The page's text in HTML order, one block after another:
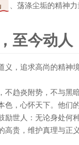
、荡涤尘垢的精神力
至今动人
义，追求高尚的精神
不趋炎附势，不与黑
色，心怀天下。他们
励世人：无论身处何
贵，维护真理与正义